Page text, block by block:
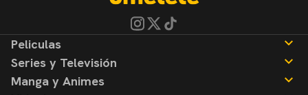
Peliculas
Noticias
Reseñas
Series y Televisión
Noticias
Manga y Animes